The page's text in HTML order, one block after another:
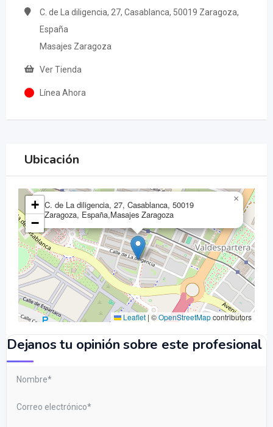
C. de La diligencia, 27, Casablanca, 50019 Zaragoza,
España
Masajes Zaragoza
Ver Tienda
Línea Ahora
Ubicación
C. de La diligencia, 27, Casablanca, 50019
Zaragoza, España,Masajes Zaragoza
×
+
−
Leaflet | ©OpenStreetMapcontributors
Dejanos tu opinión sobre este profesional